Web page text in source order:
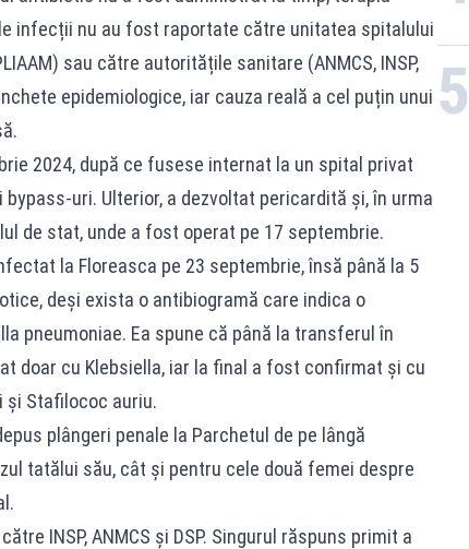
infecții nu au fost raportate către unitatea spitalului
sau către autoritățile sanitare (ANMCS, INSP,
epidemiologice, iar cauza reală a cel puțin unui
2024, după ce fusese internat la un spital privat
uri. Ulterior, a dezvoltat pericardită și, în urma
de stat, unde a fost operat pe 17 septembrie.
la Floreasca pe 23 septembrie, însă până la 5
deși exista o antibiogramă care indica o
pneumoniae. Ea spune că până la transferul în
doar cu Klebsiella, iar la final a fost confirmat și cu
și Stafilococ auriu.
plângeri penale la Parchetul de pe lângă
tatălui său, cât și pentru cele două femei despre
INSP, ANMCS și DSP. Singurul răspuns primit a
5